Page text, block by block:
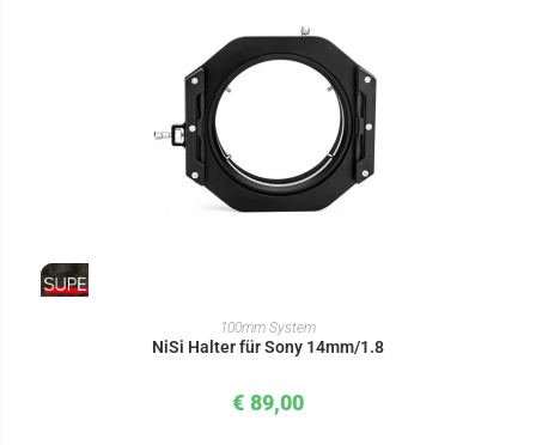
IN DEN WARENKORB
100mm System
NiSi Halter für Sony 14mm/1.8
€ 89,00